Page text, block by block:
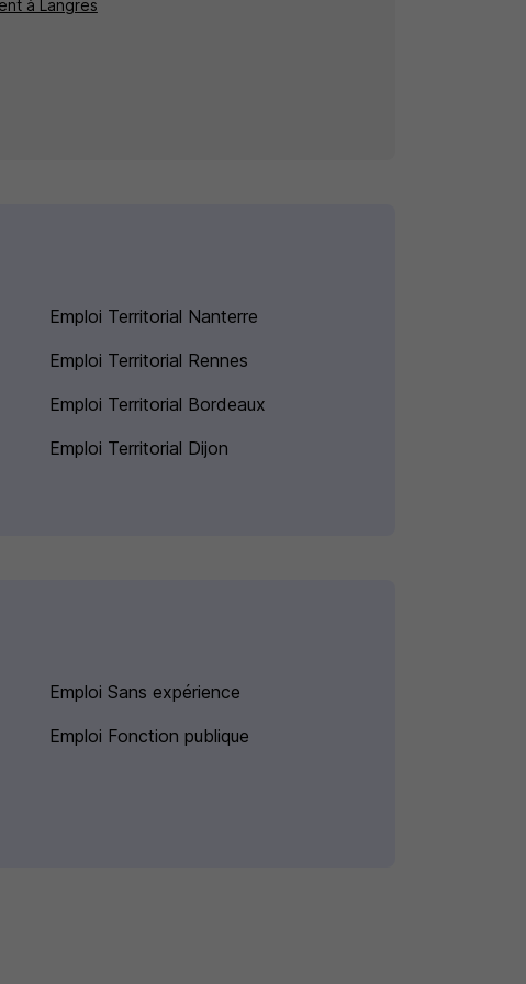
à Langres
Emploi Territorial Nanterre
Emploi Territorial Rennes
Emploi Territorial Bordeaux
Emploi Territorial Dijon
Emploi Sans expérience
Emploi Fonction publique